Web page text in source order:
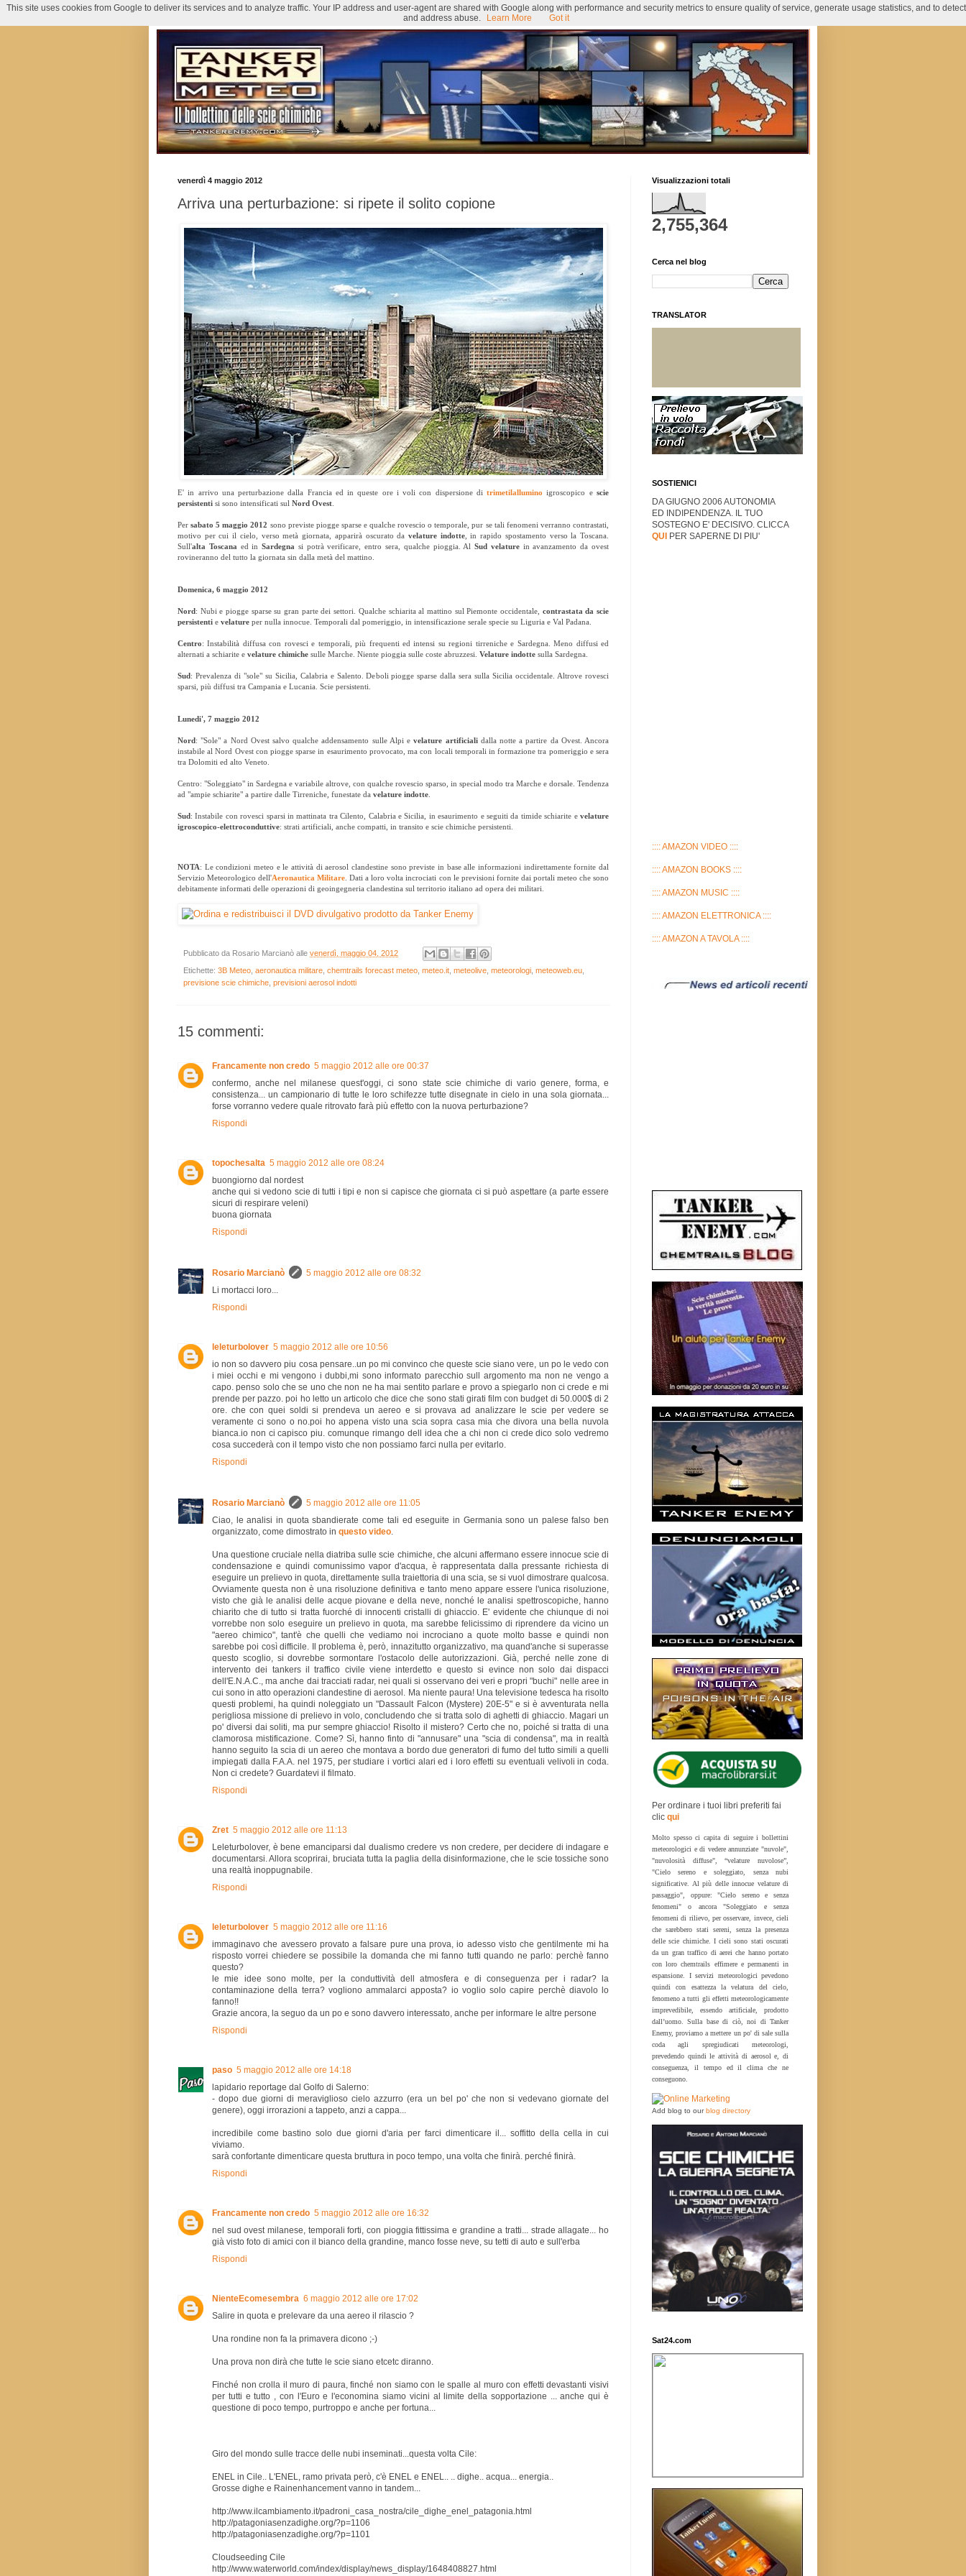
venerdì 4 maggio 2012
Arriva una perturbazione: si ripete il solito copione
E' in arrivo una perturbazione dalla Francia ed in queste ore i voli con dispersione ditrimetilalluminoigroscopico escie
persistenti si sono intensificati sul Nord Ovest.
Persabato 5 maggio 2012 sono previste piogge sparse e qualche rovescio o temporale, pur se tali fenomeni verranno contrastati,
motivo per cui il cielo, verso metà giornata, apparirà oscurato da velature indotte, in rapido spostamento verso la Toscana.
Sull'alta Toscanaed inSardegna si potrà verificare, entro sera, qualche pioggia. AlSud velature in avanzamento da ovest
rovineranno del tutto la giornata sin dalla metà del mattino.
Domenica, 6 maggio 2012
Nord: Nubi e piogge sparse su gran parte dei settori. Qualche schiarita al mattino sul Piemonte occidentale, contrastata da scie
persistenti e velature per nulla innocue. Temporali dal pomeriggio, in intensificazione serale specie su Liguria e Val Padana.
Centro: Instabilità diffusa con rovesci e temporali, più frequenti ed intensi su regioni tirreniche e Sardegna. Meno diffusi ed
alternati a schiarite e velature chimiche sulle Marche. Niente pioggia sulle coste abruzzesi. Velature indotte sulla Sardegna.
Sud: Prevalenza di "sole" su Sicilia, Calabria e Salento. Deboli piogge sparse dalla sera sulla Sicilia occidentale. Altrove rovesci
sparsi, più diffusi tra Campania e Lucania. Scie persistenti.
Lunedi', 7 maggio 2012
Nord: "Sole" a Nord Ovest salvo qualche addensamento sulle Alpi evelature artificiali dalla notte a partire da Ovest. Ancora
instabile al Nord Ovest con piogge sparse in esaurimento provocato, ma con locali temporali in formazione tra pomeriggio e sera
tra Dolomiti ed alto Veneto.
Centro: "Soleggiato" in Sardegna e variabile altrove, con qualche rovescio sparso, in special modo tra Marche e dorsale. Tendenza
ad "ampie schiarite" a partire dalle Tirreniche, funestate da velature indotte.
Sud: Instabile con rovesci sparsi in mattinata tra Cilento, Calabria e Sicilia, in esaurimento e seguiti da timide schiarite e velature
igroscopico-elettroconduttive: strati artificiali, anche compatti, in transito e scie chimiche persistenti.
NOTA: Le condizioni meteo e le attività di aerosol clandestine sono previste in base alle informazioni indirettamente fornite dal
Servizio Meteorologico dell'Aeronautica Militare . Dati a loro volta incrociati con le previsioni fornite dai portali meteo che sono
debitamente informati delle operazioni di geoingegneria clandestina sul territorio italiano ad opera dei militari.
Pubblicato da Rosario Marcianò alle venerdì, maggio 04, 2012
Etichette: 3B Meteo, aeronautica militare, chemtrails forecast meteo, meteo.it, meteolive, meteorologi, meteoweb.eu,
previsione scie chimiche, previsioni aerosol indotti
15 commenti:
Francamente non credo 5 maggio 2012 alle ore 00:37
confermo, anche nel milanese quest'oggi, ci sono state scie chimiche di vario genere, forma, e
consistenza... un campionario di tutte le loro schifezze tutte disegnate in cielo in una sola giornata...
forse vorranno vedere quale ritrovato farà più effetto con la nuova perturbazione?
Rispondi
topochesalta 5 maggio 2012 alle ore 08:24
buongiorno dal nordest
anche qui si vedono scie di tutti i tipi e non si capisce che giornata ci si può aspettare (a parte essere
sicuri di respirare veleni)
buona giornata
Rispondi
Rosario Marcianò
5 maggio 2012 alle ore 08:32
Li mortacci loro...
Rispondi
leleturbolover 5 maggio 2012 alle ore 10:56
io non so davvero piu cosa pensare..un po mi convinco che queste scie siano vere, un po le vedo con
i miei occhi e mi vengono i dubbi,mi sono informato parecchio sull argomento ma non ne vengo a
capo. penso solo che se uno che non ne ha mai sentito parlare e provo a spiegarlo non ci crede e mi
prende per pazzo. poi ho letto un articolo che dice che sono stati girati film con budget di 50.000$ di 2
ore. che con quei soldi si prendeva un aereo e si provava ad analizzare le scie per vedere se
veramente ci sono o no.poi ho appena visto una scia sopra casa mia che divora una bella nuvola
bianca.io non ci capisco piu. comunque rimango dell idea che a chi non ci crede dico solo vedremo
cosa succederà con il tempo visto che non possiamo farci nulla per evitarlo.
Rispondi
Rosario Marcianò
5 maggio 2012 alle ore 11:05
Ciao, le analisi in quota sbandierate come tali ed eseguite in Germania sono un palese falso ben
organizzato, come dimostrato in questo video.
Una questione cruciale nella diatriba sulle scie chimiche, che alcuni affermano essere innocue scie di
condensazione e quindi comunissimo vapor d'acqua, è rappresentata dalla pressante richiesta di
eseguire un prelievo in quota, direttamente sulla traiettoria di una scia, se si vuol dimostrare qualcosa.
Ovviamente questa non è una risoluzione definitiva e tanto meno appare essere l'unica risoluzione,
visto che già le analisi delle acque piovane e della neve, nonché le analisi spettroscopiche, hanno
chiarito che di tutto si tratta fuorché di innocenti cristalli di ghiaccio. E' evidente che chiunque di noi
vorrebbe non solo eseguire un prelievo in quota, ma sarebbe felicissimo di riprendere da vicino un
"aereo chimico", tant'è che quelli che vediamo noi incrociano a quote molto basse e quindi non
sarebbe poi così difficile. Il problema è, però, innazitutto organizzativo, ma quand'anche si superasse
questo scoglio, si dovrebbe sormontare l'ostacolo delle autorizzazioni. Già, perché nelle zone di
intervento dei tankers il traffico civile viene interdetto e questo si evince non solo dai dispacci
dell'E.N.A.C., ma anche dai tracciati radar, nei quali si osservano dei veri e propri "buchi" nelle aree in
cui sono in atto operazioni clandestine di aerosol. Ma niente paura! Una televisione tedesca ha risolto
questi problemi, ha quindi noleggiato un "Dassault Falcon (Mystere) 20E-5" e si è avventurata nella
perigliosa missione di prelievo in volo, concludendo che si tratta solo di aghetti di ghiaccio. Magari un
po' diversi dai soliti, ma pur sempre ghiaccio! Risolto il mistero? Certo che no, poiché si tratta di una
clamorosa mistificazione. Come? Sì, hanno finto di "annusare" una "scia di condensa", ma in realtà
hanno seguito la scia di un aereo che montava a bordo due generatori di fumo del tutto simili a quelli
impiegati dalla F.A.A. nel 1975, per studiare i vortici alari ed i loro effetti su eventuali velivoli in coda.
Non ci credete? Guardatevi il filmato.
Rispondi
Zret 5 maggio 2012 alle ore 11:13
Leleturbolover, è bene emanciparsi dal dualismo credere vs non credere, per decidere di indagare e
documentarsi. Allora scoprirai, bruciata tutta la paglia della disinformazione, che le scie tossiche sono
una realtà inoppugnabile.
Rispondi
leleturbolover 5 maggio 2012 alle ore 11:16
immaginavo che avessero provato a falsare pure una prova, io adesso visto che gentilmente mi ha
risposto vorrei chiedere se possibile la domanda che mi fanno tutti quando ne parlo: perchè fanno
questo?
le mie idee sono molte, per la conduttività dell atmosfera e di conseguenza per i radar? la
contaminazione della terra? vogliono ammalarci apposta? io voglio solo capire perchè diavolo lo
fanno!!
Grazie ancora, la seguo da un po e sono davvero interessato, anche per informare le altre persone
Rispondi
paso 5 maggio 2012 alle ore 14:18
lapidario reportage dal Golfo di Salerno:
- dopo due giorni di meraviglioso cielo azzurro (era un bel po' che non si vedevano giornate del
genere), oggi irrorazioni a tappeto, anzi a cappa...
incredibile come bastino solo due giorni d'aria per farci dimenticare il... soffitto della cella in cui
viviamo.
sarà confortante dimenticare questa bruttura in poco tempo, una volta che finirà. perché finirà.
Rispondi
Francamente non credo 5 maggio 2012 alle ore 16:32
nel sud ovest milanese, temporali forti, con pioggia fittissima e grandine a tratti... strade allagate... ho
già visto foto di amici con il bianco della grandine, manco fosse neve, su tetti di auto e sull'erba
Rispondi
NienteEcomesembra 6 maggio 2012 alle ore 17:02
Salire in quota e prelevare da una aereo il rilascio ?
Una rondine non fa la primavera dicono ;-)
Una prova non dirà che tutte le scie siano etcetc diranno.
Finché non crolla il muro di paura, finché non siamo con le spalle al muro con effetti devastanti visivi
per tutti e tutto , con l'Euro e l'economina siamo vicini al limite della sopportazione ... anche qui è
questione di poco tempo, purtroppo e anche per fortuna...
Giro del mondo sulle tracce delle nubi inseminati...questa volta Cile:
ENEL in Cile.. L'ENEL, ramo privata però, c'è ENEL e ENEL.. .. dighe.. acqua... energia..
Grosse dighe e Rainenhancement vanno in tandem...
http://www.ilcambiamento.it/padroni_casa_nostra/cile_dighe_enel_patagonia.html
http://patagoniasenzadighe.org/?p=1106
http://patagoniasenzadighe.org/?p=1101
Cloudseeding Cile
http://www.waterworld.com/index/display/news_display/1648408827.html
Visualizzazioni totali
2,755,364
Cerca nel blog
TRANSLATOR
SOSTIENICI
DA GIUGNO 2006 AUTONOMIA
ED INDIPENDENZA. IL TUO
SOSTEGNO E' DECISIVO. CLICCA
QUI
PER SAPERNE DI PIU'
:::: AMAZON VIDEO ::::
:::: AMAZON BOOKS ::::
:::: AMAZON MUSIC ::::
:::: AMAZON ELETTRONICA ::::
:::: AMAZON A TAVOLA ::::
Per ordinare i tuoi libri preferiti fai
clic qui
Molto spesso ci capita di seguire i bollettini
meteorologici e di vedere annunziate "nuvole",
"nuvolosità diffuse", “velature nuvolose”,
"Cielo sereno e soleggiato, senza nubi
significative. Al più delle innocue velature di
passaggio", oppure: "Cielo sereno e senza
fenomeni" o ancora "Soleggiato e senza
fenomeni di rilievo, per osservare, invece, cieli
che sarebbero stati sereni, senza la presenza
delle scie chimiche. I cieli sono stati oscurati
da un gran traffico di aerei che hanno portato
con loro chemtrails effimere e permanenti in
espansione. I servizi meteorologici pevedono
quindi con esattezza la velatura del cielo,
fenomeno a tutti gli effetti meteorologicamente
imprevedibile, essendo artificiale, prodotto
dall’uomo. Sulla base di ciò, noi di Tanker
Enemy, proviamo a mettere un po' di sale sulla
coda agli spregiudicati meteorologi,
prevedendo quindi le attività di aerosol e, di
conseguenza, il tempo ed il clima che ne
conseguono.
Add blog to ourblog directory
Sat24.com
This site uses cookies from Google to deliver its services and to analyze traffic. Your IP address and user-agent are shared with Google along with performance and security metrics to ensure quality of service, generate usage statistics, and to detect
and address abuse.
Learn More Got it